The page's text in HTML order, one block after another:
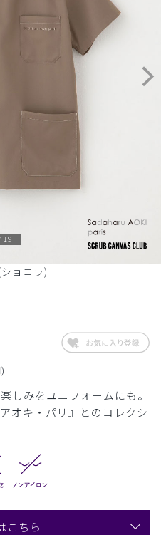
ョコラ)
19
しみをユニフォームにも。
オキ・パリ』とのコレクシ
こちら